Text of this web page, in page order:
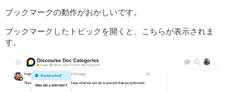
ブックマークの動作がおかしいです。
ブックマークしたトピックを開くと、こちらが表示されま
す。